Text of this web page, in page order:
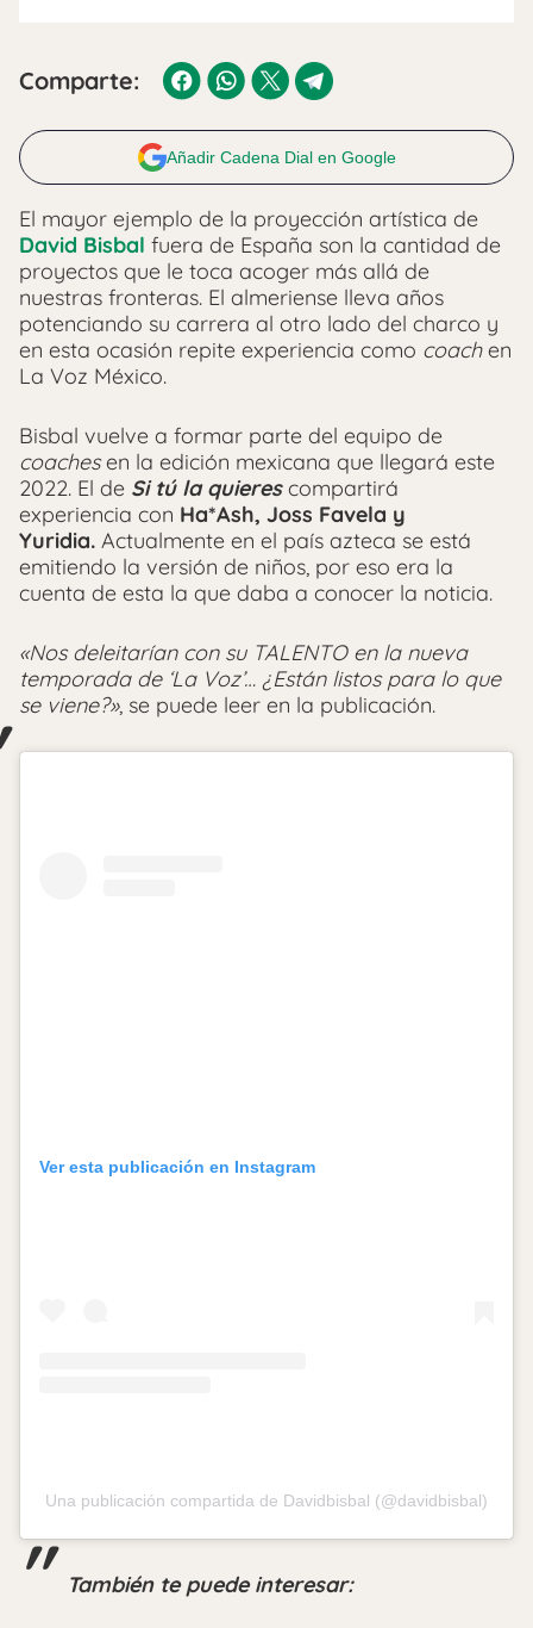
Comparte:
Añadir Cadena Dial en Google
El mayor ejemplo de la proyección artística de
David Bisbal fuera de España son la cantidad de
proyectos que le toca acoger más allá de
nuestras fronteras. El almeriense lleva años
potenciando su carrera al otro lado del charco y
en esta ocasión repite experiencia como coachen
La Voz México.
Bisbal vuelve a formar parte del equipo de
coachesen la edición mexicana que llegará este
2022. El de Si tú la quierescompartirá
experiencia con Ha*Ash, Joss Favela y
Yuridia. Actualmente en el país azteca se está
emitiendo la versión de niños, por eso era la
cuenta de esta la que daba a conocer la noticia.
«Nos deleitarían con su TALENTO en la nueva
temporada de ‘La Voz’… ¿Están listos para lo que
se viene?», se puede leer en la publicación.
Ver esta publicación en Instagram
Una publicación compartida de Davidbisbal (@davidbisbal)
También te puede interesar: